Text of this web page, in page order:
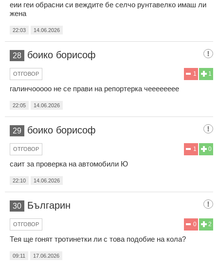
еии геи обрасни си веждите бе селчо рунтавелко имаш ли
жена
22:03 14.06.2026
28 боико борисоф
1
1
ОТГОВОР
галинчооооо не се прави на репортерка чееееееее
22:05 14.06.2026
29 боико борисоф
0
1
ОТГОВОР
саит за проверка на автомобили Ю
22:10 14.06.2026
30 Българин
2
0
ОТГОВОР
Тея ще гонят тротинетки ли с това подобие на кола?
09:11 17.06.2026